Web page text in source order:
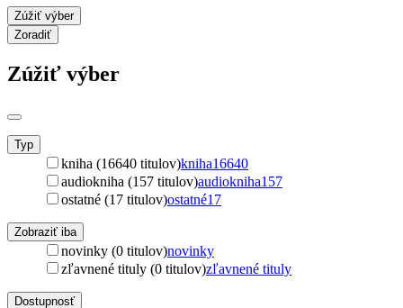
Zúžiť výber
Zoradiť
Zúžiť výber
Typ
kniha (16640 titulov)kniha16640
audiokniha (157 titulov)audiokniha157
ostatné (17 titulov)ostatné17
Zobraziť iba
novinky (0 titulov)novinky
zľavnené tituly (0 titulov)zľavnené tituly
Dostupnosť